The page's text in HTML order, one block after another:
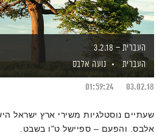
העברית – 3.2.18
העברית
נועה אלבס
03.02.18
01:59:24
שעתיים נוסטלגיות משירי ארץ ישראל
אלבס. והפעם – ספיישל ט"ו בשבט.